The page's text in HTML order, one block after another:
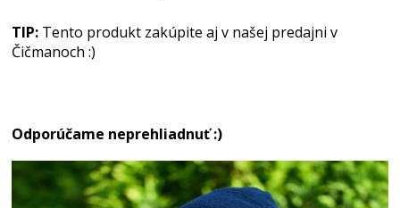
TIP: Tento produkt zakúpite aj v našej predajni v
Čičmanoch :)
Odporúčame neprehliadnuť :)